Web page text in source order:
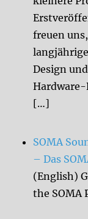
freuen
Design
Hardware-
[…]
SOMA
– Das
(English)
the SOMA